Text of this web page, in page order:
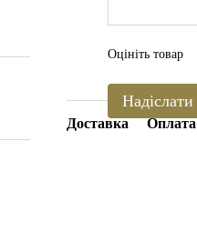
Оцініть товар
Надіслати
Доставка Оплата